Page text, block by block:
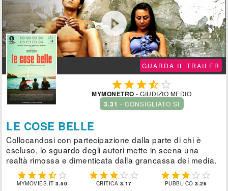

GUARDA IL TRAILER
 
MYMONETRO - GIUDIZIO MEDIO
3.31 - CONSIGLIATO SÌ
LE COSE BELLE
Collocandosi con partecipazione dalla parte di chi è
escluso, lo sguardo degli autori mette in scena una
realtà rimossa e dimenticata dalla grancassa dei media.
    
MYMOVIES.IT3.50
    
CRITICA 3.17
    
PUBBLICO3.26